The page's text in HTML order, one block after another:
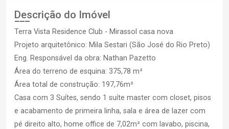
Descrição do Imóvel
Terra Vista Residence Club - Mirassol casa nova
Projeto arquitetônico: Mila Sestari (São José do Rio Preto)
Eng. Responsável da obra: Nathan Pazetto
Área do terreno de esquina: 375,78 m²
Área total de construção: 197,76m²
Casa com 3 Suítes, sendo 1 suíte master com closet, pisos
e acabamento de primeira linha, sala e área de lazer com
pé direito alto, home office de 7,02m² com lavabo, piscina,